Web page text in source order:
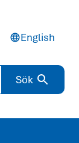
English
Sök